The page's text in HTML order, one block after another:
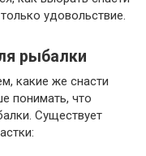
удовольствие.
рыбалки
какие же снасти
понимать, что
Существует